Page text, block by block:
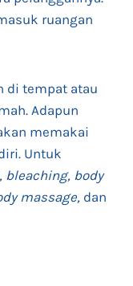
ruangan
di tempat atau
Adapun
memakai
Untuk
bleaching, body
massage, dan